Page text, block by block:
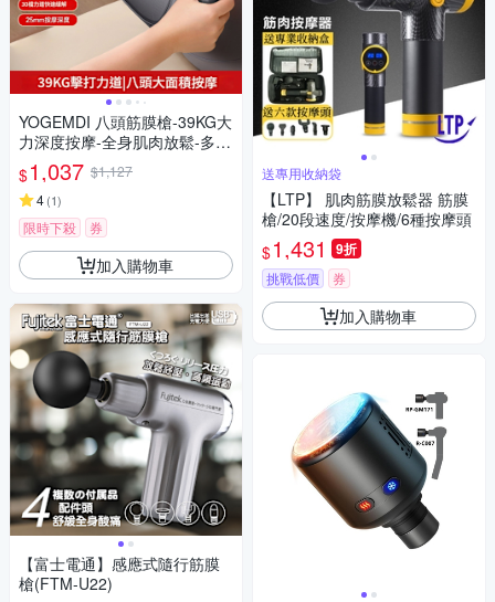
YOGEMDI 八頭筋膜槍-39KG大
力深度按摩-全身肌肉放鬆-多頭
按摩槍
$1,037 $1,127
4(1)
限時下殺 券
加入購物車
【富士電通】感應式隨行筋膜
槍(FTM-U22)
送專用收納袋
【LTP】 肌肉筋膜放鬆器 筋膜
槍/20段速度/按摩機/6種按摩頭
$1,431 9折
挑戰低價 券
加入購物車